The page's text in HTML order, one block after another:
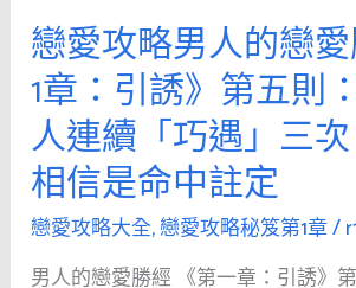
戀愛攻略男人的戀
1章：引誘》第五則：
人連續「巧遇」三
相信是命中註定
戀愛攻略大全,戀愛攻略秘笈第1章/
男人的戀愛勝經 《第一章：引誘》
戀
愛
攻
略
男
人
的
戀